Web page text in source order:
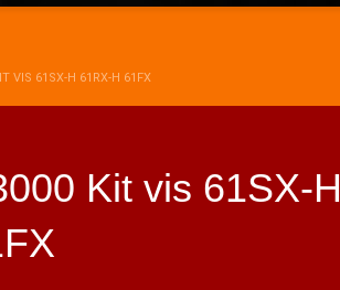
VIS 61SX-H 61RX-H 61FX
Kit vis 61SX-H